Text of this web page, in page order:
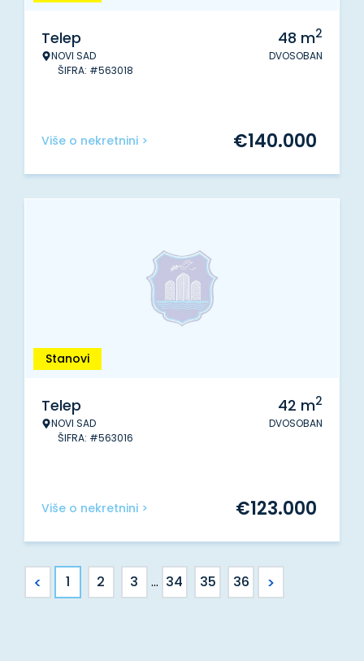
Telep
NOVI SAD
ŠIFRA: #563018
48 m2
DVOSOBAN
Više o nekretnini > €140.000
Stanovi
Telep
NOVI SAD
ŠIFRA: #563016
42 m2
DVOSOBAN
Više o nekretnini > €123.000
< 1 2 3 ... 34 35 36 >